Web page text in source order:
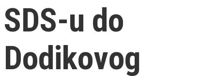
SDS-u do
Dodikovog